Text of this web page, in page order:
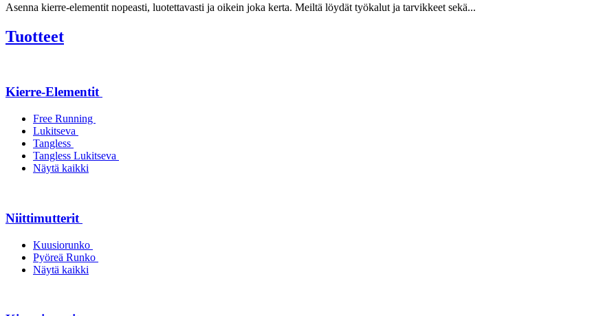
Asenna kierre-elementit nopeasti, luotettavasti ja oikein joka kerta. Meiltä löydät työkalut ja tarvikkeet sekä...
Tuotteet
Kierre-Elementit
Free Running
Lukitseva
Tangless
Tangless Lukitseva
Näytä kaikki
Niittimutterit
Kuusiorunko
Pyöreä Runko
Näytä kaikki